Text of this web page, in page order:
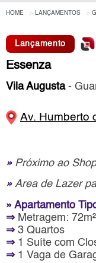
HOME LANÇAMENTOS
Lançamento
Essenza
Vila Augusta-
Av. Humberto
» Próximo ao
» Area de Lazer
» Apartamento
⇒ Metragem:
⇒ 3 Quartos
⇒ 1 Suíte com
⇒ 1 Vaga de